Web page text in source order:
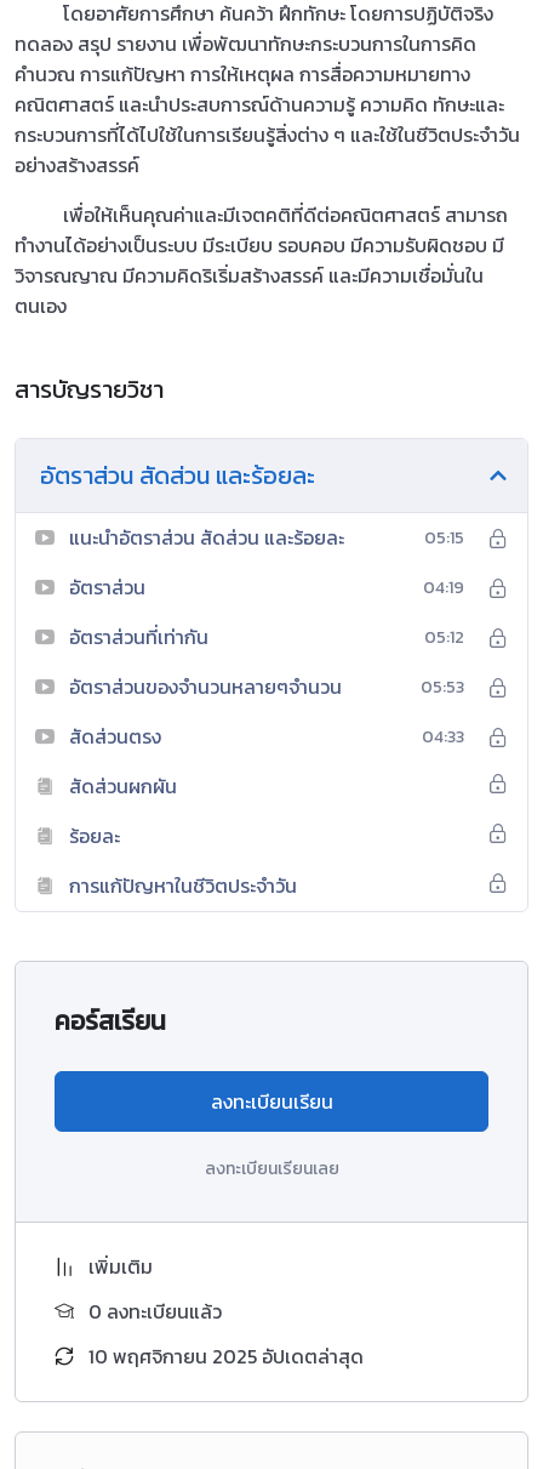
โดยอาศัยการศึกษา ค้นคว้า ฝึกทักษะ โดยการปฏิบัติจริง
ทดลอง สรุป รายงาน เพื่อพัฒนาทักษะกระบวนการในการคิด
คำนวณ การแก้ปัญหา การให้เหตุผล การสื่อความหมายทาง
คณิตศาสตร์ และนำประสบการณ์ด้านความรู้ ความคิด ทักษะและ
กระบวนการที่ได้ไปใช้ในการเรียนรู้สิ่งต่าง ๆ และใช้ในชีวิตประจำวัน
อย่างสร้างสรรค์
เพื่อให้เห็นคุณค่าและมีเจตคติที่ดีต่อคณิตศาสตร์ สามารถ
ทำงานได้อย่างเป็นระบบ มีระเบียบ รอบคอบ มีความรับผิดชอบ มี
วิจารณญาณ มีความคิดริเริ่มสร้างสรรค์ และมีความเชื่อมั่นใน
ตนเอง
สารบัญรายวิชา
อัตราส่วน สัดส่วน และร้อยละ
แนะนำอัตราส่วน สัดส่วน และร้อยละ 05:15
อัตราส่วน 04:19
อัตราส่วนที่เท่ากัน 05:12
อัตราส่วนของจำนวนหลายๆจำนวน 05:53
สัดส่วนตรง 04:33
สัดส่วนผกผัน
ร้อยละ
การแก้ปัญหาในชีวิตประจำวัน
คอร์สเรียน
ลงทะเบียนเรียน
ลงทะเบียนเรียนเลย
เพิ่มเติม
0 ลงทะเบียนแล้ว
10 พฤศจิกายน 2025 อัปเดตล่าสุด